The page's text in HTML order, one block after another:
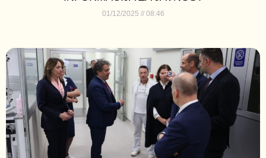
01/12/2025 08:46